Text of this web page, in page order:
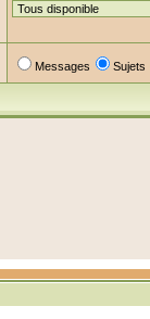
Messages Sujets